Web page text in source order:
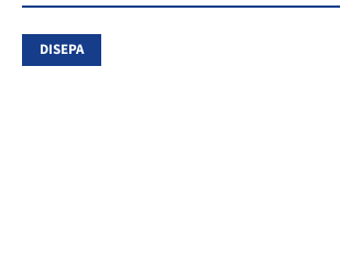
DISEPA